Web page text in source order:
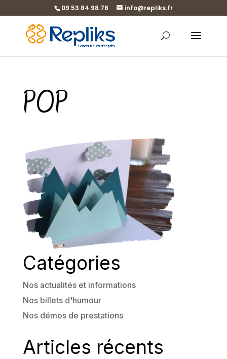
09.53.84.98.78 info@repliks.fr
POP
Catégories
Nos actualités et informations
Nos billets d'humour
Nos démos de prestations
Articles récents